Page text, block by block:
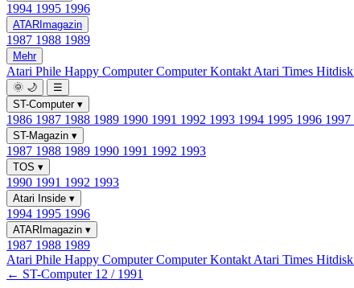
1994 1995 1996
ATARImagazin
1987 1988 1989
Mehr
Atari Phile Happy ComputerComputer Kontakt Atari Times Hitdisk
🌞 🌙
☰
ST-Computer ▾
1986 1987 1988 1989 1990 1991 1992 1993 1994 1995 1996 1997
ST-Magazin ▾
1987 1988 1989 1990 1991 1992 1993
TOS ▾
1990 1991 1992 1993
Atari Inside ▾
1994 1995 1996
ATARImagazin ▾
1987 1988 1989
Atari Phile Happy ComputerComputer Kontakt Atari Times Hitdisk
← ST-Computer 12 / 1991